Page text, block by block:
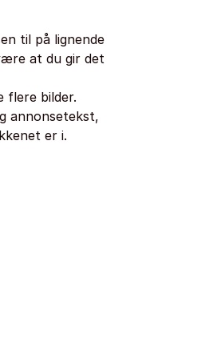
til på lignende
at du gir det
flere bilder.
annonsetekst,
er i.